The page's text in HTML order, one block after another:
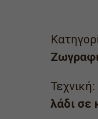
Τεχνική:
λάδι σε